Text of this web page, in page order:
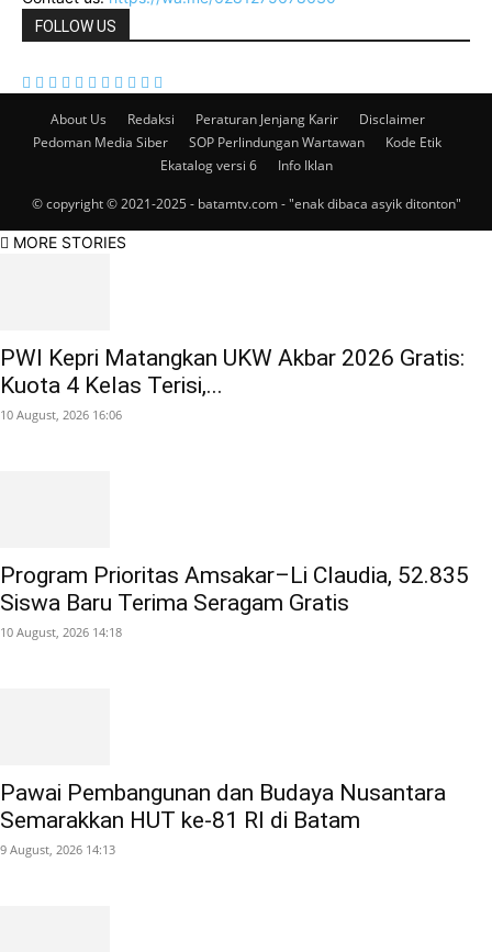
FOLLOW US
About Us Redaksi Peraturan Jenjang Karir
Disclaimer
Pedoman Media Siber
SOP Perlindungan Wartawan
Kode Etik
Ekatalog versi 6
Info Iklan
© copyright © 2021-2025 - batamtv.com - "enak dibaca asyik ditonton"
MORE STORIES
PWI Kepri Matangkan UKW Akbar 2026 Gratis:
Kuota 4 Kelas Terisi,...
10 August, 2026 16:06
Program Prioritas Amsakar–Li Claudia, 52.835
Siswa Baru Terima Seragam Gratis
10 August, 2026 14:18
Pawai Pembangunan dan Budaya Nusantara
Semarakkan HUT ke-81 RI di Batam
9 August, 2026 14:13